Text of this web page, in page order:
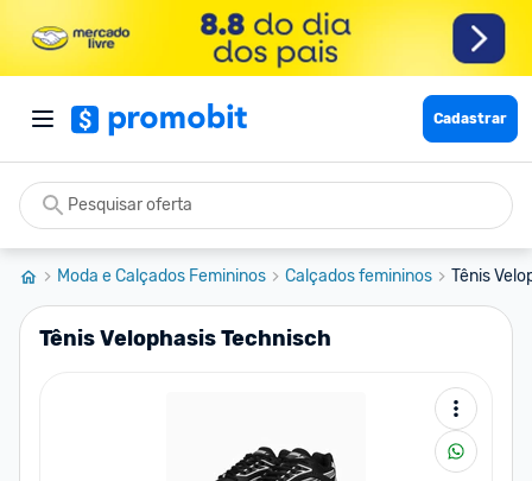
Cadastrar
Moda e Calçados Femininos Calçados femininos Tênis
Tênis Velophasis Technisch